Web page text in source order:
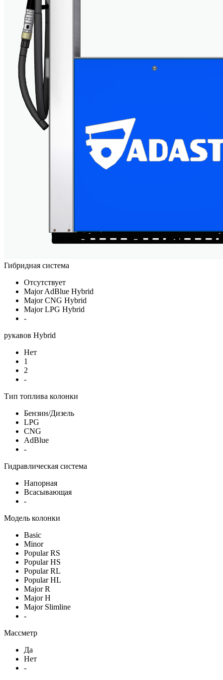
Гибридная система
Отсутствует
Major AdBlue Hybrid
Major CNG Hybrid
Major LPG Hybrid
-
рукавов Hybrid
Нет
1
2
-
Тип топлива колонки
Бензин/Дизель
LPG
CNG
AdBlue
-
Гидравлическая система
Напорная
Всасывающая
-
Модель колонки
Basic
Minor
Popular RS
Popular HS
Popular RL
Popular HL
Major R
Major H
Major Slimline
-
Массметр
Да
Нет
-